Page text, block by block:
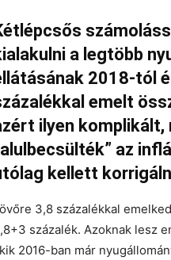
a legtöbb
2018-tól
emelt
ilyen komplikált,
az
kellett
3,8 százalékkal
százalék. Azoknak lesz
2016-ban már